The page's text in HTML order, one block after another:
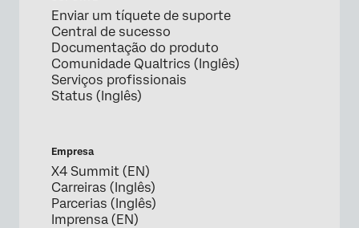
Enviar um tíquete de suporte
Central de sucesso
Documentação do produto
Comunidade Qualtrics (Inglês)
Serviços profissionais
Status (Inglês)
Empresa
X4 Summit (EN)
Carreiras (Inglês)
Parcerias (Inglês)
Imprensa (EN)